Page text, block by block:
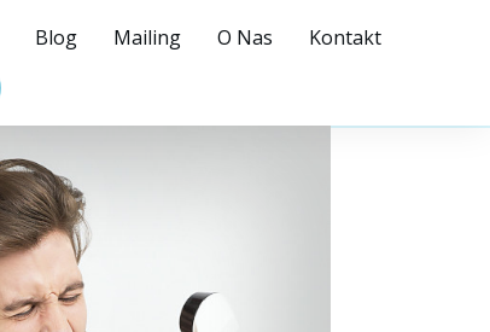
Blog Mailing O Nas Kontakt